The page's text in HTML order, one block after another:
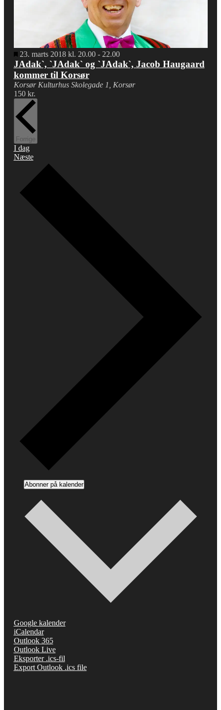
Fremhævet
23. marts 2018 kl. 20.00- 22.00
JAdak`, `JAdak` og `JAdak`, Jacob Haugaard
kommer til Korsør
Korsør Kulturhus Skolegade 1, Korsør
150 kr.
ForrigeBegivenheder
I dag
NæsteBegivenheder
Abonner på kalender
Google kalender
iCalendar
Outlook 365
Outlook Live
Eksporter .ics-fil
Export Outlook .ics file